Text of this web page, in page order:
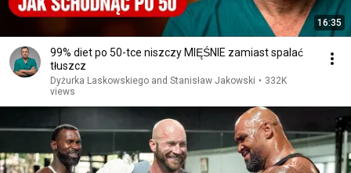
16:35
99% diet po 50-tce niszczy MIĘŚNIE zamiast spalać
tłuszcz
Dyżurka Laskowskiego and Stanisław Jakowski • 332K
views